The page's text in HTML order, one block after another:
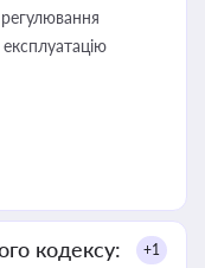
кодексу:
+1